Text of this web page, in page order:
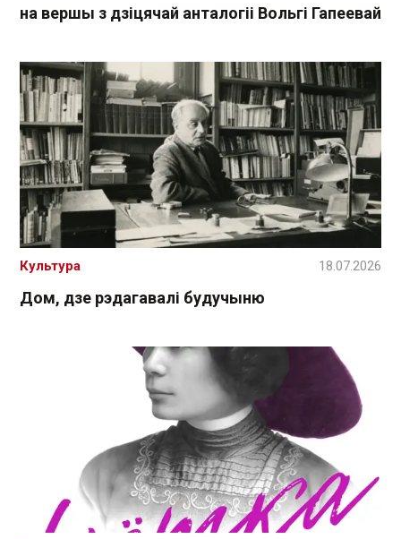
на вершы з дзіцячай анталогіі Вольгі Гапеевай
Дом, дзе рэдагавалі будучыню
Культура 18.07.2026